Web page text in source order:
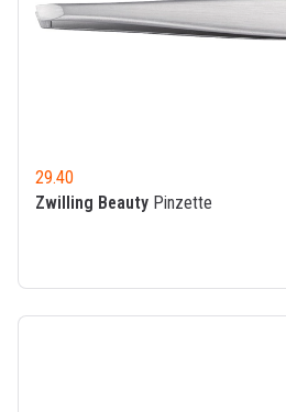
29.40
Zwilling Beauty Pinzette